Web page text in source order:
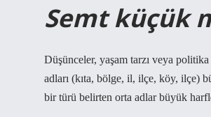
Semt küçük
Düşünceler, yaşam tarzı veya
adları (kıta, bölge, il, ilçe, köy, ilçe)
bir türü belirten orta adlar büyük